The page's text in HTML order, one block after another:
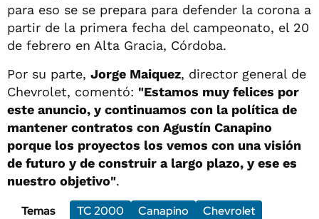
para eso se se prepara para defender la corona a
partir de la primera fecha del campeonato, el 20
de febrero en Alta Gracia, Córdoba.
Por su parte, Jorge Maiquez, director general de
Chevrolet, comentó: "Estamos muy felices por
este anuncio, y continuamos con la política de
mantener contratos con Agustín Canapino
porque los proyectos los vemos con una visión
de futuro y de construir a largo plazo, y ese es
nuestro objetivo".
Temas
TC 2000 Canapino Chevrolet